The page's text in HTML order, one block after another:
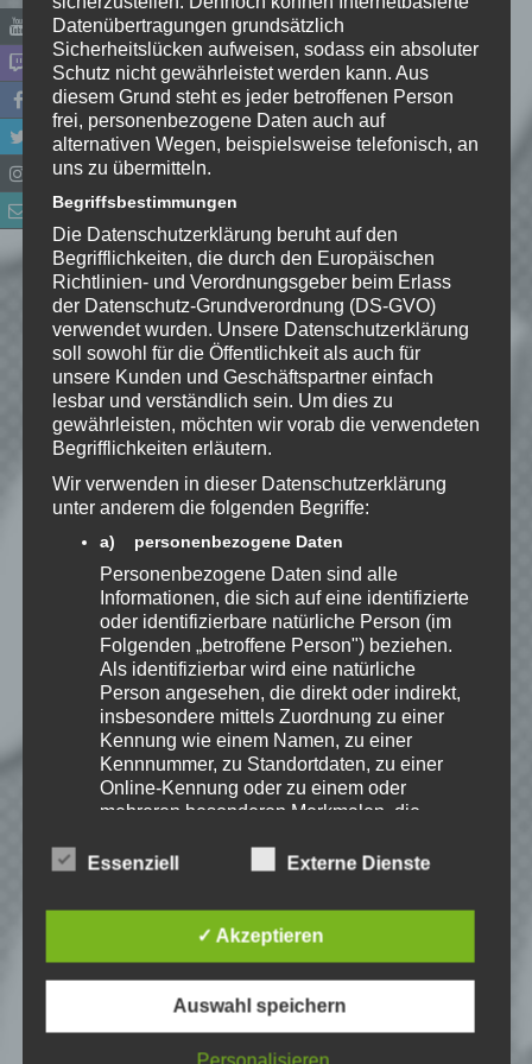
Name*
E-Mail-Adresse*
Website
*Ich habe die
Datenschutzerklärungzur
Kenntnis genommen. Ich stimme
zu, dass meine Angaben dauerhaft
gespeichert werden.
Benachrichtige mich über
nachfolgende Kommentare via E-
Mail.
Benachrichtige mich über neue
Beiträge via E-Mail.
EmKa
Gamer und schaue mir
eigentlich alles Neue an.
Chance. Ich freue mich immer wenn ich
jemandem das Hobby Videospielen näher
bringen kann.
Datenübertragungen grundsätzlich
Sicherheitslücken aufweisen, sodass ein absoluter
Schutz nicht gewährleistet werden kann. Aus
diesem Grund steht es jeder betroffenen Person
frei, personenbezogene Daten auch auf
alternativen Wegen, beispielsweise telefonisch, an
uns zu übermitteln.
Begriffsbestimmungen
Die Datenschutzerklärung beruht auf den
Begrifflichkeiten, die durch den Europäischen
Richtlinien- und Verordnungsgeber beim Erlass
der Datenschutz-Grundverordnung (DS-GVO)
verwendet wurden. Unsere Datenschutzerklärung
soll sowohl für die Öffentlichkeit als auch für
unsere Kunden und Geschäftspartner einfach
lesbar und verständlich sein. Um dies zu
gewährleisten, möchten wir vorab die verwendeten
Begrifflichkeiten erläutern.
Wir verwenden in dieser Datenschutzerklärung
unter anderem die folgenden Begriffe:
a) personenbezogene Daten
Personenbezogene Daten sind alle
Informationen, die sich auf eine identifizierte
oder identifizierbare natürliche Person (im
Folgenden „betroffene Person") beziehen.
Als identifizierbar wird eine natürliche
Person angesehen, die direkt oder indirekt,
insbesondere mittels Zuordnung zu einer
Kennung wie einem Namen, zu einer
Kennnummer, zu Standortdaten, zu einer
Online-Kennung oder zu einem oder
mehreren besonderen Merkmalen, die
genetischen, psychischen, wirtschaftlichen,
natürlichen Person sind, identifiziert werden
b) betroffene Person
Betroffene Person ist jede identifizierte oder
identifizierbare natürliche Person, deren
Essenziell Externe Dienste
✓ Akzeptieren
Auswahl speichern